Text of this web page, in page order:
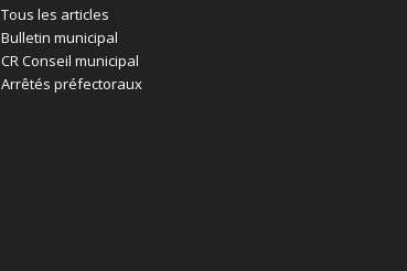
Tous les articles
Bulletin municipal
CR Conseil municipal
Arrêtés préfectoraux